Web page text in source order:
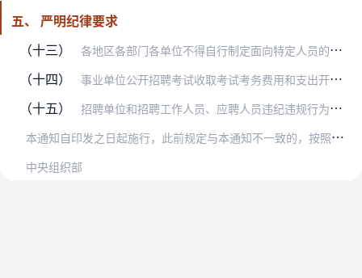
五、 严明纪律要求
（十三）
各地区各部门各单位不得自行制定面向特定人员的专项招聘、加分等事业单位公开招聘倾斜政策，不得随意扩大国家规定的倾斜政策范围。省级事业单位人事综合管理部门要对本地区…
（十四） 事业单位公开招聘考试收取考试考务费用和支出开展工作所需经费要严格按照有关规定执行。省级事业单位人事综合管理部门要积极协调配合有关职能部门做好相关工作。
（十五） 招聘单位和招聘工作人员、应聘人员违纪违规行为按照《事业单位公开招聘违纪违规行为处理规定》等有关规定严肃处理，探索建立事业单位公开招聘应聘人员严重违纪违规行为记录…
本
通知自印发之日起施行，此前规定与本通知不一致的，按照本通知执行。
中央组织部